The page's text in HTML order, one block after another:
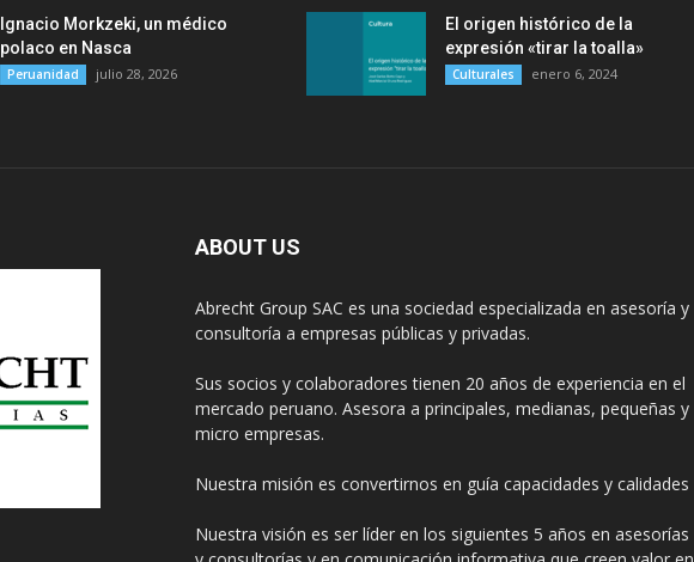
Ignacio Morkzeki, un médico
polaco en Nasca
Peruanidad julio 28, 2026
El origen histórico de la
expresión «tirar la toalla»
Culturales enero 6, 2024
ABOUT US
Abrecht Group SAC es una sociedad especializada en asesoría y
consultoría a empresas públicas y privadas.
Sus socios y colaboradores tienen 20 años de experiencia en el
mercado peruano. Asesora a principales, medianas, pequeñas y
micro empresas.
Nuestra misión es convertirnos en guía capacidades y calidades
Nuestra visión es ser líder en los siguientes 5 años en asesorías